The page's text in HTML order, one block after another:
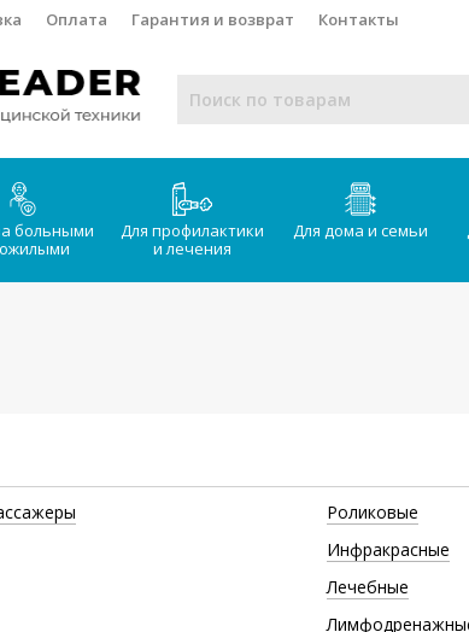
Оплата Гарантия и возврат Контакты
больными
Для профилактики
и лечения
Для дома и семьи
Роликовые
Инфракрасные
Лечебные